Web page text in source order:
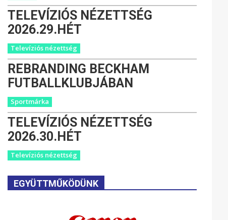
TELEVÍZIÓS NÉZETTSÉG
2026.29.HÉT
Televíziós nézettség
REBRANDING BECKHAM
FUTBALLKLUBJÁBAN
Sportmárka
TELEVÍZIÓS NÉZETTSÉG
2026.30.HÉT
Televíziós nézettség
EGYÜTTMŰKÖDÜNK